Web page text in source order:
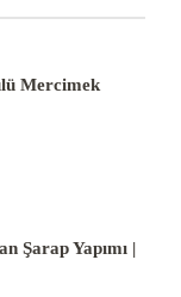
Mercimek
Şarap Yapımı |